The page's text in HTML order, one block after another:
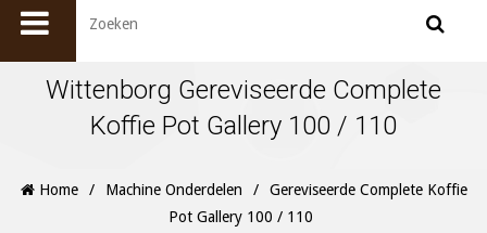
Wittenborg Gereviseerde Complete
Koffie Pot Gallery 100 / 110
Home / Machine Onderdelen /
Gereviseerde Complete Koffie
Pot Gallery 100 / 110